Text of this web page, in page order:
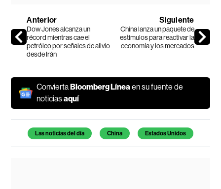
Anterior
Dow Jones alcanza un
récord mientras cae el
petróleo por señales de alivio
desde Irán
Siguiente
China lanza un paquete de
estímulos para reactivar la
economía y los mercados
ConviertaBloomberg Líneaen su fuente de
noticiasaquí
Temas de este artículo
Las noticias del día China Estados Unidos